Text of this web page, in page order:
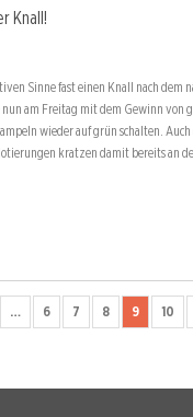
Knall!
Sinne fast einen Knall nach dem
am Freitag mit dem Gewinn von
wieder auf grün schalten. Auch
kratzen damit bereits an
… 6 7 8 9 10